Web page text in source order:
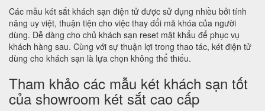
Các mẫu két sắt khách sạn điện tử được sử dụng nhiều bởi tính
năng uy việt, thuận tiện cho việc thay đổi mã khóa của người
dùng. Dễ dàng cho chủ khách sạn reset mật khẩu để phục vụ
khách hàng sau. Cùng với sự thuận lợi trong thao tác, két điện tử
dùng cho khách sạn là lựa chọn không thể thiếu.
Tham khảo các mẫu két khách sạn tốt
của showroom két sắt cao cấp